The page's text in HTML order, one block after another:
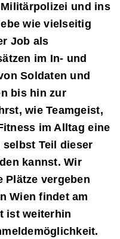
und ins
wie vielseitig
Job als
im In- und
Soldaten und
bis hin zur
wie Teamgeist,
im Alltag eine
Teil dieser
kannst. Wir
Plätze vergeben
Wien findet am
ist weiterhin